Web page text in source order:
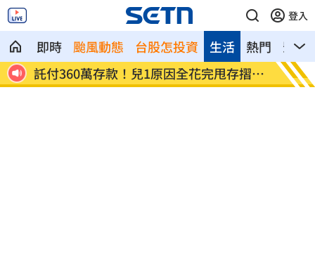
登入
即時 颱風動態 台股怎投資 熱門 影音
生活
淑
託付360萬存款！兒1原因全花完甩存摺嗆
母
國一
明